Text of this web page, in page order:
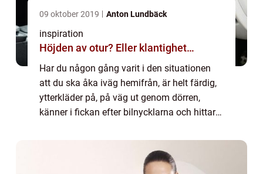
09 oktober 2019 Anton Lundbäck
inspiration
Höjden av otur? Eller klantighet…
Har du någon gång varit i den situationen
att du ska åka iväg hemifrån, är helt färdig,
ytterkläder på, på väg ut genom dörren,
känner i fickan efter bilnycklarna och hittar